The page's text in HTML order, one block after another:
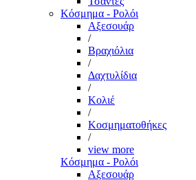
Κόσμημα - Ρολόι
Αξεσουάρ
/
Βραχιόλια
/
Δαχτυλίδια
/
Κολιέ
/
Κοσμηματοθήκες
/
view more
Κόσμημα - Ρολόι
Αξεσουάρ